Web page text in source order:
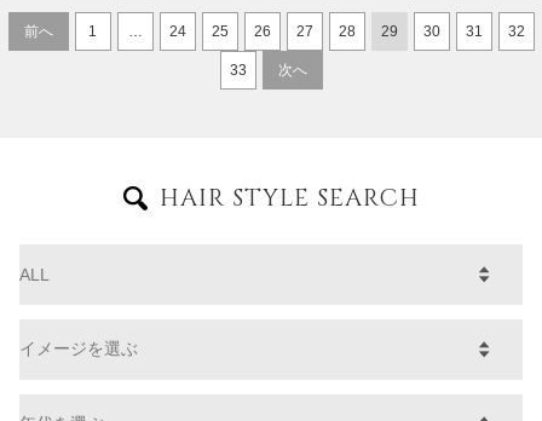
前へ 1 … 24 25 26 27 28 29 30 31 32
33 次へ
HAIR STYLE SEARCH